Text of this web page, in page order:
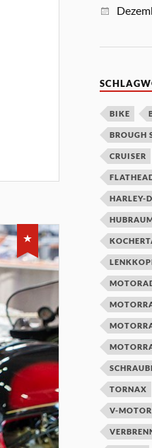
BIKE
BROUGH
CRUISER
HARLEY-
TORNAX
V-MOTOR